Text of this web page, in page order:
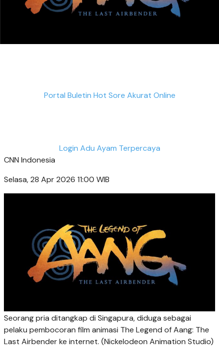
Portal Buletin Hot Sore Akurat Online
Login Adu Ayam Terpercaya
CNN Indonesia
Selasa, 28 Apr 2026 11:00 WIB
Seorang pria ditangkap di Singapura, diduga sebagai
pelaku pembocoran film animasi The Legend of Aang: The
Last Airbender ke internet. (Nickelodeon Animation Studio)